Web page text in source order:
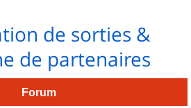
de sorties &
de partenaires
Forum